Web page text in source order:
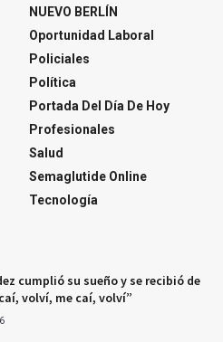
NUEVO BERLÍN
Oportunidad Laboral
Policiales
Política
Portada Del Día De Hoy
Profesionales
Salud
Semaglutide Online
Tecnología
cumplió su sueño y se recibió de
volví, me caí, volví”